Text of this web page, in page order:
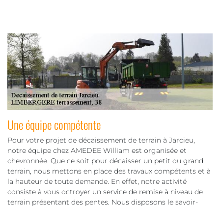
Une équipe compétente
Pour votre projet de décaissement de terrain à Jarcieu,
notre équipe chez AMEDEE William est organisée et
chevronnée. Que ce soit pour décaisser un petit ou grand
terrain, nous mettons en place des travaux compétents et à
la hauteur de toute demande. En effet, notre activité
consiste à vous octroyer un service de remise à niveau de
terrain présentant des pentes. Nous disposons le savoir-